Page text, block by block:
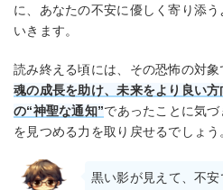
に、あなたの不安に優しく寄り添
いきます。
読み終える頃には、その恐怖の対象
魂の成長を助け、未来をより良い
の“神聖な通知”であったことに気
を見つめる力を取り戻せるでしょう
黒い影が見えて、不安